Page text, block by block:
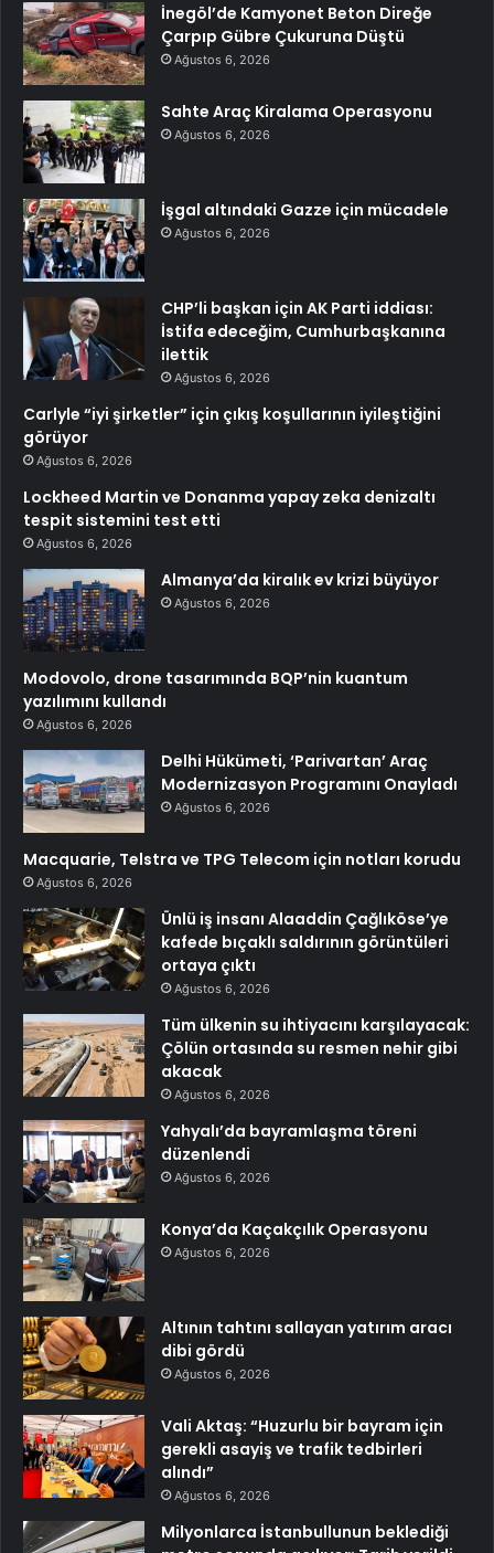
İnegöl’de Kamyonet Beton Direğe
Çarpıp Gübre Çukuruna Düştü
Ağustos 6, 2026
Sahte Araç Kiralama Operasyonu
Ağustos 6, 2026
İşgal altındaki Gazze için mücadele
Ağustos 6, 2026
CHP’li başkan için AK Parti iddiası:
İstifa edeceğim, Cumhurbaşkanına
ilettik
Ağustos 6, 2026
Carlyle “iyi şirketler” için çıkış koşullarının iyileştiğini
görüyor
Ağustos 6, 2026
Lockheed Martin ve Donanma yapay zeka denizaltı
tespit sistemini test etti
Ağustos 6, 2026
Almanya’da kiralık ev krizi büyüyor
Ağustos 6, 2026
Modovolo, drone tasarımında BQP’nin kuantum
yazılımını kullandı
Ağustos 6, 2026
Delhi Hükümeti, ‘Parivartan’ Araç
Modernizasyon Programını Onayladı
Ağustos 6, 2026
Macquarie, Telstra ve TPG Telecom için notları korudu
Ağustos 6, 2026
Ünlü iş insanı Alaaddin Çağlıköse’ye
kafede bıçaklı saldırının görüntüleri
ortaya çıktı
Ağustos 6, 2026
Tüm ülkenin su ihtiyacını karşılayacak:
Çölün ortasında su resmen nehir gibi
akacak
Ağustos 6, 2026
Yahyalı’da bayramlaşma töreni
düzenlendi
Ağustos 6, 2026
Konya’da Kaçakçılık Operasyonu
Ağustos 6, 2026
Altının tahtını sallayan yatırım aracı
dibi gördü
Ağustos 6, 2026
Vali Aktaş: “Huzurlu bir bayram için
gerekli asayiş ve trafik tedbirleri
alındı”
Ağustos 6, 2026
Milyonlarca İstanbullunun beklediği